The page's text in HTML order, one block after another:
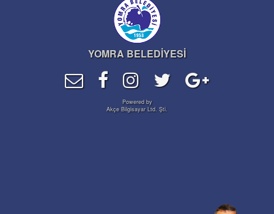
YOMRA BELEDİYESİ
Powered by
Akçe Bilgisayar Ltd. Şti.